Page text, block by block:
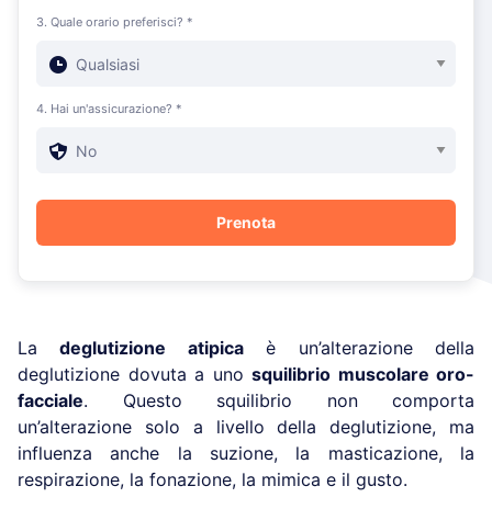
3. Quale orario preferisci? *
4. Hai un'assicurazione? *
Ladeglutizione atipicaè un’alterazione della
deglutizione dovuta a uno squilibrio muscolare oro-
facciale. Questo squilibrio non comporta
un’alterazione solo a livello della deglutizione, ma
influenza anche la suzione, la masticazione, la
respirazione, la fonazione, la mimica e il gusto.